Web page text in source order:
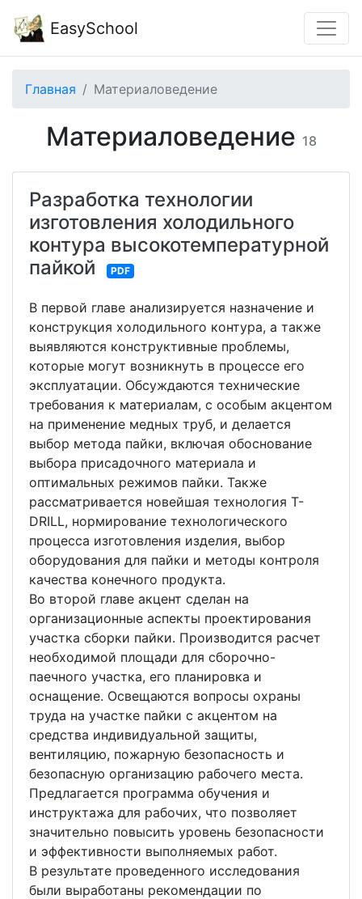
EasySchool
Главная Материаловедение
Материаловедение 18
Разработка технологии
изготовления холодильного
контура высокотемпературной
пайкой
PDF
В первой главе анализируется назначение и
конструкция холодильного контура, а также
выявляются конструктивные проблемы,
которые могут возникнуть в процессе его
эксплуатации. Обсуждаются технические
требования к материалам, с особым акцентом
на применение медных труб, и делается
выбор метода пайки, включая обоснование
выбора присадочного материала и
оптимальных режимов пайки. Также
рассматривается новейшая технология T-
DRILL, нормирование технологического
процесса изготовления изделия, выбор
оборудования для пайки и методы контроля
качества конечного продукта.
Во второй главе акцент сделан на
организационные аспекты проектирования
участка сборки пайки. Производится расчет
необходимой площади для сборочно-
паечного участка, его планировка и
оснащение. Освещаются вопросы охраны
труда на участке пайки с акцентом на
средства индивидуальной защиты,
вентиляцию, пожарную безопасность и
безопасную организацию рабочего места.
Предлагается программа обучения и
инструктажа для рабочих, что позволяет
значительно повысить уровень безопасности
и эффективности выполняемых работ.
В результате проведенного исследования
были выработаны рекомендации по